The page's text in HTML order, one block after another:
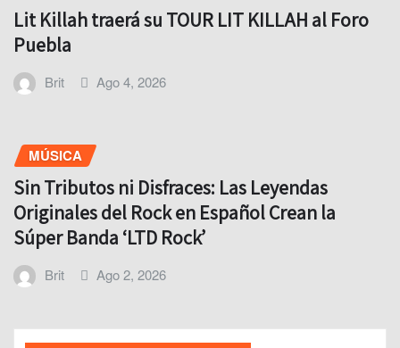
Lit Killah traerá su TOUR LIT KILLAH al Foro
Puebla
Brit Ago 4, 2026
MÚSICA
Sin Tributos ni Disfraces: Las Leyendas
Originales del Rock en Español Crean la
Súper Banda ‘LTD Rock’
Brit Ago 2, 2026